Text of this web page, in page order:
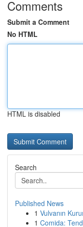
Comments
Submit a Comment
No HTML
HTML is disabled
Search
Published News
1 Vulvanın
1 Comida: